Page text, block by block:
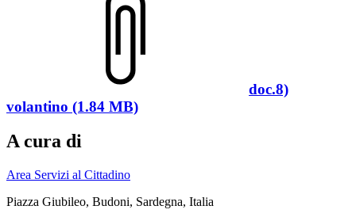
doc.8)
volantino (1.84 MB)
A cura di
Area Servizi al Cittadino
Piazza Giubileo, Budoni, Sardegna, Italia